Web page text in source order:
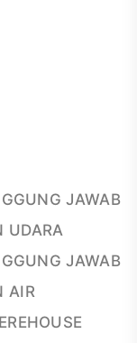
JAWAB
UDARA
JAWAB
AIR